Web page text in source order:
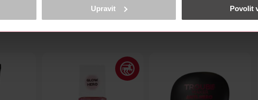
osobních údajů.
<
Upravit Povolit